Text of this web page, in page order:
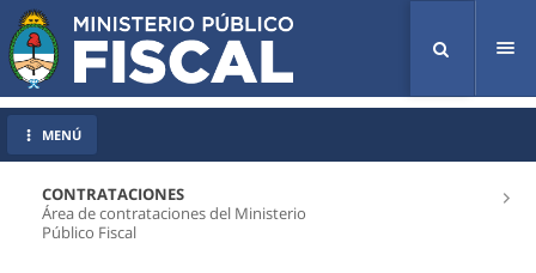
CONTRATACIONES
Área de contrataciones del Ministerio
Público Fiscal
MENÚ